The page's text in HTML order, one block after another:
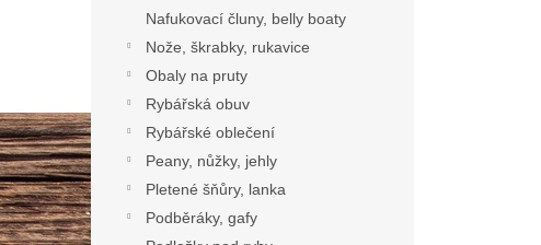
Nafukovací čluny, belly boaty
Nože, škrabky, rukavice
Obaly na pruty
Rybářská obuv
Rybářské oblečení
Peany, nůžky, jehly
Pletené šňůry, lanka
Podběráky, gafy